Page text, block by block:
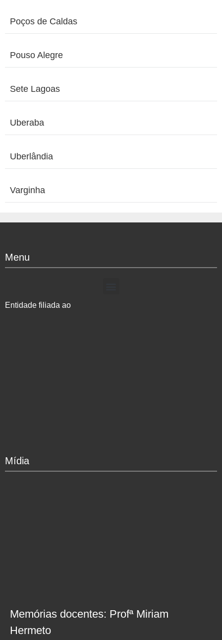
Poços de Caldas
Pouso Alegre
Sete Lagoas
Uberaba
Uberlândia
Varginha
Menu
Entidade filiada ao
Mídia
Memórias docentes: Profª Miriam
Hermeto